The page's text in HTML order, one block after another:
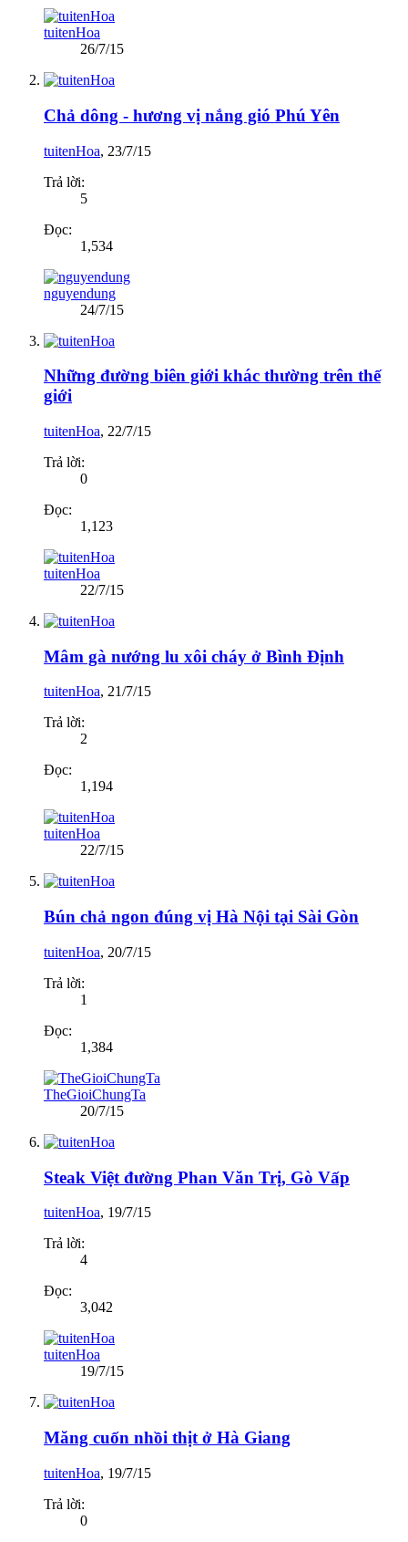
tuitenHoa
26/7/15
Chả dông - hương vị nắng gió Phú Yên
tuitenHoa, 23/7/15
Trả lời:
5
Đọc:
1,534
nguyendung
24/7/15
Những đường biên giới khác thường trên thế
giới
tuitenHoa, 22/7/15
Trả lời:
0
Đọc:
1,123
tuitenHoa
22/7/15
Mâm gà nướng lu xôi cháy ở Bình Định
tuitenHoa, 21/7/15
Trả lời:
2
Đọc:
1,194
tuitenHoa
22/7/15
Bún chả ngon đúng vị Hà Nội tại Sài Gòn
tuitenHoa, 20/7/15
Trả lời:
1
Đọc:
1,384
TheGioiChungTa
20/7/15
Steak Việt đường Phan Văn Trị, Gò Vấp
tuitenHoa, 19/7/15
Trả lời:
4
Đọc:
3,042
tuitenHoa
19/7/15
Măng cuốn nhồi thịt ở Hà Giang
tuitenHoa, 19/7/15
Trả lời:
0